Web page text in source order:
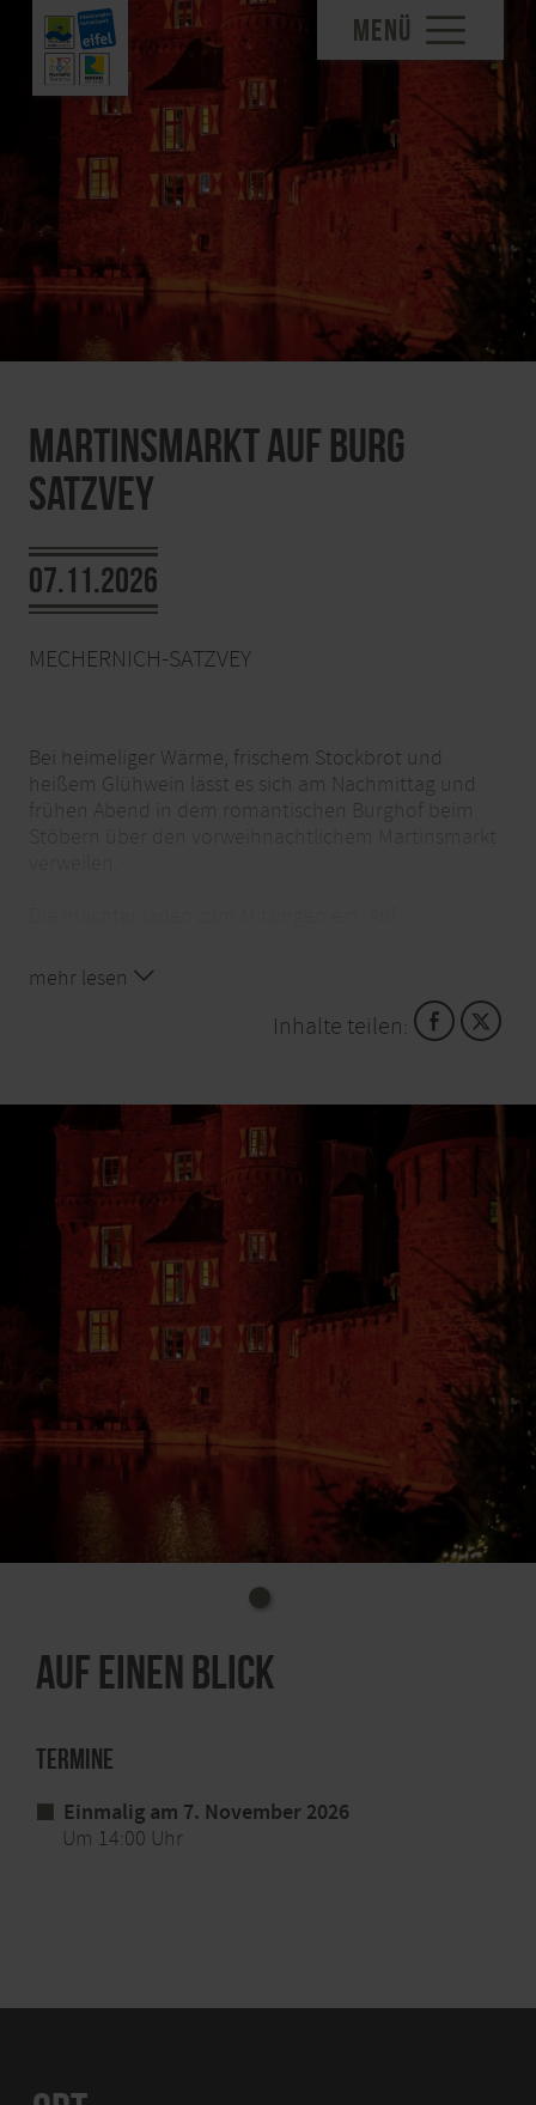
MENÜ
Martinsmarkt auf Burg
Satzvey
07.11.2026
MECHERNICH-SATZVEY
Bei heimeliger Wärme, frischem Stockbrot und
heißem Glühwein lässt es sich am Nachmittag und
frühen Abend in dem romantischen Burghof beim
traditionelle Lieder.
Angeführt von St. Martin hoch zu Ross geht es um 17
Uhr zum Martinsfeuer im Burgpark, wo auch der
Das Mitbringen von Laternen ist herzlich
willkommen.
Uhrzeit: 14.00-19.00 Uhr
Kosten: 8€ Erw., 6,50€ erm., 5€ Ki. (4-12 J..)
Ort: Mechernich, Burg Satzvey, An der Burg 3
Info-Tel.: 02256.958311
E-Mail: info@burgsatzvey.de
mehr lesen
Inhalte teilen:
Auf einen Blick
Termine
Einmalig am 7. November 2026
Um 14:00 Uhr